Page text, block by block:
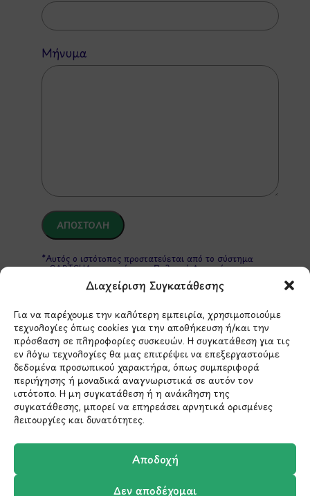
Διαχείριση Συγκατάθεσης
Για να παρέχουμε την καλύτερη εμπειρία, χρησιμοποιούμε
τεχνολογίες όπως cookies για την αποθήκευση ή/και την
πρόσβαση σε πληροφορίες συσκευών. Η συγκατάθεση για τις
εν λόγω τεχνολογίες θα μας επιτρέψει να επεξεργαστούμε
δεδομένα προσωπικού χαρακτήρα, όπως συμπεριφορά
περιήγησης ή μοναδικά αναγνωριστικά σε αυτόν τον
ιστότοπο. Η μη συγκατάθεση ή η ανάκληση της
συγκατάθεσης, μπορεί να επηρεάσει αρνητικά ορισμένες
λειτουργίες και δυνατότητες.
Αποδοχή
Δεν αποδέχομαι
Μήνυμα
*Αυτός ο ιστότοπος προστατεύεται από το σύστημα
reCAPTCHA και ισχύουν ηΠολιτική Απορρήτουκαι οι
Όροι Παροχής Υπηρεσιών της Google.
ΣΤΟΙΧΕΙΑ ΕΠΙΚΟΙΝΩΝΙΑΣ
Holargos Center (Ισόγειο)
Λ.Περικλέους 56,
Χολαργός 15561
210 6522282
info@ypografi.com